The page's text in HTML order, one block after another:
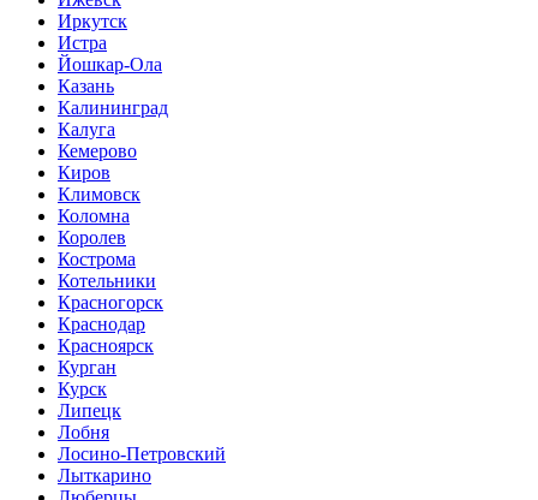
Иркутск
Истра
Йошкар-Ола
Казань
Калининград
Калуга
Кемерово
Киров
Климовск
Коломна
Королев
Кострома
Котельники
Красногорск
Краснодар
Красноярск
Курган
Курск
Липецк
Лобня
Лосино-Петровский
Лыткарино